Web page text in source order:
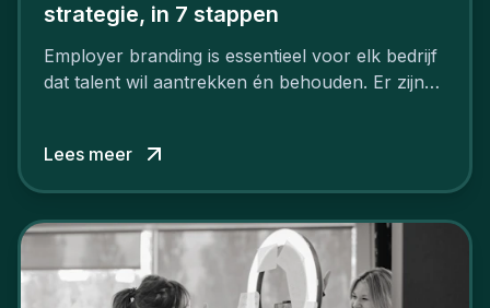
strategie, in 7 stappen
Employer branding is essentieel voor elk bedrijf
dat talent wil aantrekken én behouden. Er zijn
niet van vandaag op morgen. Hoe pak je dat
aan, starten met employer branding?
Lees meer